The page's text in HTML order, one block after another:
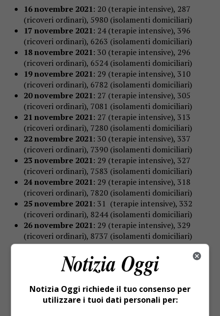
16 novembre 2021: 20 (terapie intensive), 287
(ricoveri ordinari), 5980 (isolamenti domiciliari)
17 novembre 2021: 24 (terapie intensive), 396
(ricoveri ordinari), 6263 (isolamenti domiciliari)
18 novembre 2021: 30 (terapie intensive), 296
(ricoveri ordinari), 6524 (isolamenti domiciliari)
19 novembre 2021: 29 (terapie intensive), 310
(ricoveri ordinari), 6782 (isolamenti domiciliari)
20 novembre 2021: 27 (terapie intensive), 305
(ricoveri ordinari), 7081 (isolamenti domiciliari)
21 novembre 2021: 27 (terapie intensive), 313
(ricoveri ordinari), 7280 (isolamenti domiciliari)
22 novembre 2021: 30 (terapie intensive), 337
(ricoveri ordinari), 7390 (isolamenti domiciliari)
23 novembre 2021: 29 (terapie intensive), 327
(ricoveri ordinari), 7583 (isolamenti domiciliari)
24 novembre 2021: 29 (terapie intensive), 318
(ricoveri ordinari), 7820 (isolamenti domiciliari)
25 novembre 2021: 31 (terapie intensive), 332
(ricoveri ordinari), 8244 (isolamenti domiciliari)
26 novembre 2021: 29 (terapie intensive), 329
(ricoveri ordinari), 8737 (isolamenti domiciliari)
27 novembre 2021: 33 (terapie intensive), 335
(ricoveri ordinari), 9163 (isolamenti domiciliari)
28 novembre 2021: 33 (terapie intensive), 357
(ricoveri ordinari), 9423 (isolamenti domiciliari)
29 novembre 2021: 34 ( terapie intensive), 379
(ricoveri ordinari), 9570 (isolamenti domiciliari)
Notizia Oggi richiede il tuo consenso per
utilizzare i tuoi dati personali per: